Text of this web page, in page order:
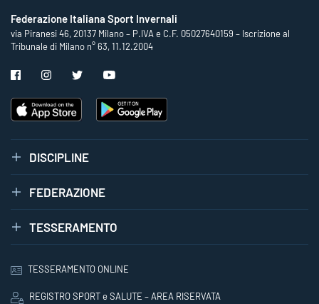
Federazione Italiana Sport Invernali
via Piranesi 46, 20137 Milano – P.IVA e C.F. 05027640159 – Iscrizione al
Tribunale di Milano n° 63, 11.12.2004
DISCIPLINE
FEDERAZIONE
TESSERAMENTO
TESSERAMENTO ONLINE
REGISTRO SPORT e SALUTE – AREA RISERVATA